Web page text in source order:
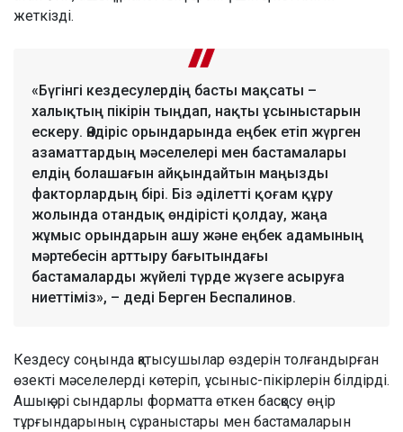
жеткізді.
«Бүгінгі кездесулердің басты мақсаты –
халықтың пікірін тыңдап, нақты ұсыныстарын
ескеру. Өндіріс орындарында еңбек етіп жүрген
азаматтардың мәселелері мен бастамалары
елдің болашағын айқындайтын маңызды
факторлардың бірі. Біз әділетті қоғам құру
жолында отандық өндірісті қолдау, жаңа
жұмыс орындарын ашу және еңбек адамының
мәртебесін арттыру бағытындағы
бастамаларды жүйелі түрде жүзеге асыруға
ниеттіміз», – деді Берген Беспалинов.
Кездесу соңында қатысушылар өздерін толғандырған
өзекті мәселелерді көтеріп, ұсыныс-пікірлерін білдірді.
Ашық әрі сындарлы форматта өткен басқосу өңір
тұрғындарының сұраныстары мен бастамаларын